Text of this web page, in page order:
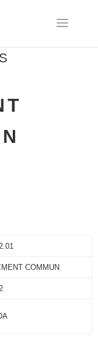
COMMUN